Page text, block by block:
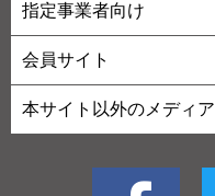
指定事業者向け
会員サイト
本サイト以外のメディア